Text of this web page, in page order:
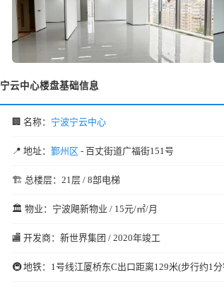
宁云中心楼盘基础信息
🏢 名称： 宁波宁云中心
📍 地址： 鄞州区 - 百丈街道广福街151号
🏗️ 总楼层：21层 / 8部电梯
🏛️ 物业：宁波飓新物业 / 15元/㎡/月
🏬 开发商：新世界集团 / 2020年竣工
🚇 地铁：1号线江厦桥东C出口距离129米(步行约1